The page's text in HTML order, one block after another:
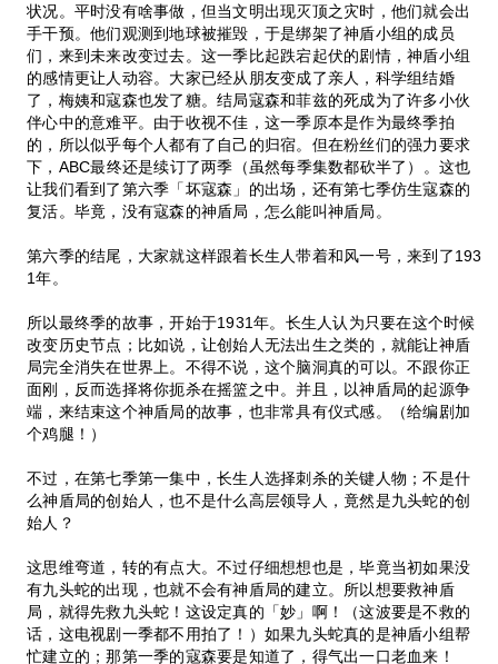
状况。平时没有啥事做，但当文明出现灭顶之灾时，他们就会出
手干预。他们观测到地球被摧毁，于是绑架了神盾小组的成员
们，来到未来改变过去。这一季比起跌宕起伏的剧情，神盾小组
的感情更让人动容。大家已经从朋友变成了亲人，科学组结婚
了，梅姨和寇森也发了糖。结局寇森和菲兹的死成为了许多小伙
伴心中的意难平。由于收视不佳，这一季原本是作为最终季拍
的，所以似乎每个人都有了自己的归宿。但在粉丝们的强力要求
下，ABC最终还是续订了两季（虽然每季集数都砍半了）。这也
让我们看到了第六季「坏寇森」的出场，还有第七季仿生寇森的
复活。毕竟，没有寇森的神盾局，怎么能叫神盾局。
第六季的结尾，大家就这样跟着长生人带着和风一号，来到了193
1年。
所以最终季的故事，开始于1931年。长生人认为只要在这个时候
改变历史节点；比如说，让创始人无法出生之类的，就能让神盾
局完全消失在世界上。不得不说，这个脑洞真的可以。不跟你正
面刚，反而选择将你扼杀在摇篮之中。并且，以神盾局的起源争
端，来结束这个神盾局的故事，也非常具有仪式感。（给编剧加
个鸡腿！）
不过，在第七季第一集中，长生人选择刺杀的关键人物；不是什
么神盾局的创始人，也不是什么高层领导人，竟然是九头蛇的创
始人？
这思维弯道，转的有点大。不过仔细想想也是，毕竟当初如果没
有九头蛇的出现，也就不会有神盾局的建立。所以想要救神盾
局，就得先救九头蛇！这设定真的「妙」啊！（这波要是不救的
话，这电视剧一季都不用拍了！）如果九头蛇真的是神盾小组帮
忙建立的；那第一季的寇森要是知道了，得气出一口老血来！